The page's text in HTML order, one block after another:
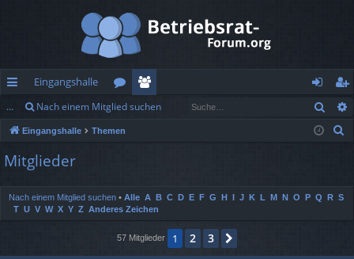
ch
ne
llz
rif
Eingangshalle
or
en
itg
n
m
eg
ist
... Nach einem Mitglied suchen
Eingangshalle Themen
Mitglieder
Nach einem Mitglied suchen • Alle A B C D E F G H I J K L M N O P Q R S
T U V W X Y Z Anderes Zeichen
57 Mitglieder 1 2 3